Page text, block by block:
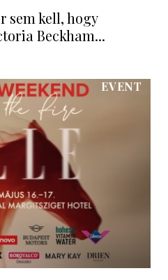
sem kell, hogy
Beckham...
EVENT